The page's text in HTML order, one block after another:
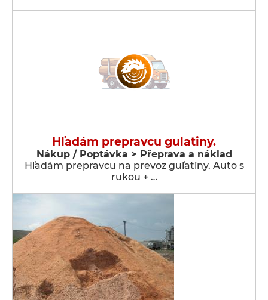
Hľadám prepravcu gulatiny.
Nákup / Poptávka > Přeprava a náklad
Hľadám prepravcu na prevoz guľatiny. Auto s
rukou + …